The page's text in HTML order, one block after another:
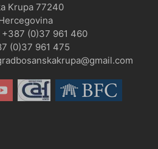
Krupa 77240
(0)37 961 460
(0)37 961 475